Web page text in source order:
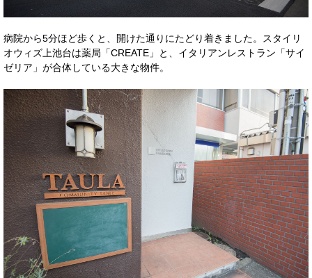
病院から5分ほど歩くと、開けた通りにたどり着きました。スタイリ
オウィズ上池台は薬局「CREATE」と、イタリアンレストラン「サイ
ゼリア」が合体している大きな物件。